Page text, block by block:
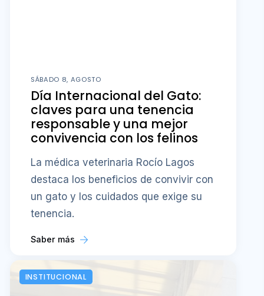
SÁBADO 8, AGOSTO
Día Internacional del Gato:
claves para una tenencia
responsable y una mejor
convivencia con los felinos
La médica veterinaria Rocío Lagos
destaca los beneficios de convivir con
un gato y los cuidados que exige su
tenencia.
Saber más
INSTITUCIONAL